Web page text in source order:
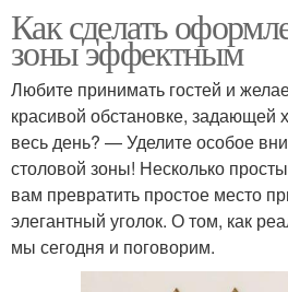
Как сделать
зоны эффектным
Любите принимать гостей и
красивой обстановке, задающей
весь день? — Уделите особое
столовой зоны! Несколько
вам превратить простое место
элегантный уголок. О том, как
мы сегодня и поговорим.